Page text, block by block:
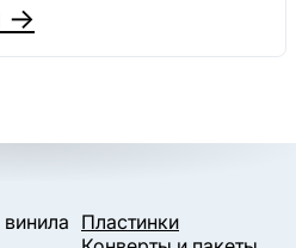
→
Пластинки